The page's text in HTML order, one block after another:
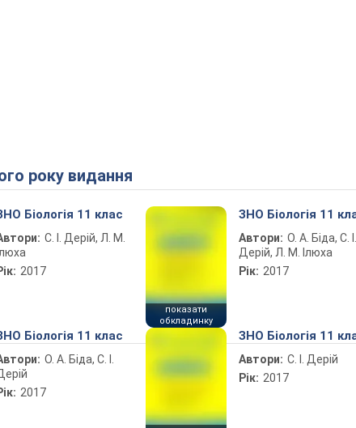
року видання
Біологія 11 клас
С. І. Дерій, Л. М.
2017
показати
обкладинку
ЗНО Біологія 11
Автори: О. А. Біда, С. І.
Дерій, Л. М. Ілюха
Рік: 2017
Біологія 11 клас
О. А. Біда, С. І.
2017
ЗНО Біологія 11
Автори: С. І. Дерій
Рік: 2017